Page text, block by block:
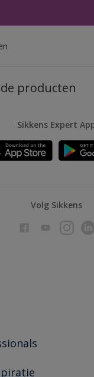
producten
Sikkens Expert
Volg Sikkens